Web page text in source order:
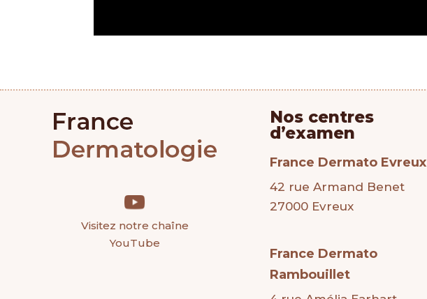
Visitez notre chaîne
YouTube
Nos centres
d’examen
France Dermato Evreux
42 rue Armand Benet
27000 Evreux
France Dermato
Rambouillet